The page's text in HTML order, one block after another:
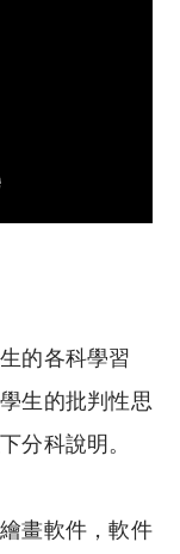
的各科學習
生的批判性思
分科說明。
畫軟件，軟件